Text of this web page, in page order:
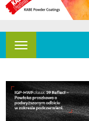
Rozwiń